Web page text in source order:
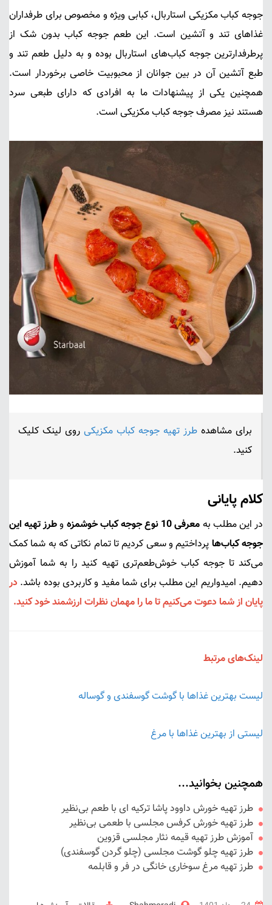
جوجه کباب مکزیکی استاربال، کبابی ویژه و مخصوص برای طرفداران
غذاهای تند و آتشین است. این طعم جوجه کباب بدون شک از
پر‌طرفدار‌ترینجوجه کباب‌های استاربالبوده و به دلیل طعم تند و
طبع آتشین آن در بین جوانان از محبوبیت خاصی برخوردار است.
همچنین یکی از پیشنهادات ما به افرادی که دارای طبعی سرد
هستند نیز مصرف جوجه کباب مکزیکی است.
برای مشاهده طرز تهیه جوجه کباب مکزیکی روی لینک کلیک
کنید.
کلام پایانی
در این مطلب به معرفی 10 نوع جوجه کباب خوشمزه وطرز تهیه این
جوجه کباب‌ها پرداختیم و سعی کردیم تا تمام نکاتی که به شما کمک
می‌کند تا جوجه کباب خوش‌طعم‌تری تهیه کنید را به شما آموزش
دهیم. امیدواریم این مطلب برای شما مفید و کاربردی بوده باشد. در
پایان از شما دعوت می‌کنیم تا ما را مهمان نظرات ارزشمند خود کنید.
لینک‌های مرتبط
لیست بهترین غذاها با گوشت گوسفندی و گوساله
لیستی از بهترین غذاها با مرغ
همچنین بخوانید...
طرز تهیه خورش داوود پاشا ترکیه ای با طعم بی‌نظیر
طرز تهیه خورش کرفس مجلسی با طعمی بی‌نظیر
آموزش طرز تهیه قیمه نثار مجلسی قزوین
طرز تهیه چلو گوشت مجلسی (چلو گردن گوسفندی)
طرز تهیه مرغ سوخاری خانگی در فر و قابلمه